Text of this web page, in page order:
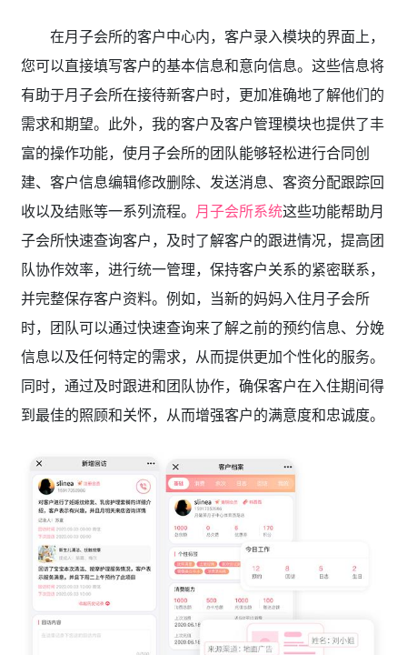
在月子会所的客户中心内，客户录入模块的界面上，
您可以直接填写客户的基本信息和意向信息。这些信息将
有助于月子会所在接待新客户时，更加准确地了解他们的
需求和期望。此外，我的客户及客户管理模块也提供了丰
富的操作功能，使月子会所的团队能够轻松进行合同创
建、客户信息编辑修改删除、发送消息、客资分配跟踪回
收以及结账等一系列流程。 月子会所系统这些功能帮助月
子会所快速查询客户，及时了解客户的跟进情况，提高团
队协作效率，进行统一管理，保持客户关系的紧密联系，
并完整保存客户资料。例如，当新的妈妈入住月子会所
时，团队可以通过快速查询来了解之前的预约信息、分娩
信息以及任何特定的需求，从而提供更加个性化的服务。
同时，通过及时跟进和团队协作，确保客户在入住期间得
到最佳的照顾和关怀，从而增强客户的满意度和忠诚度。